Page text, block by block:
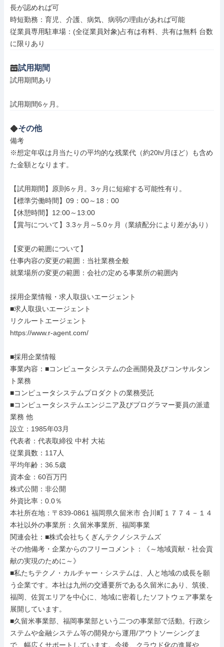
長が認めれば可
時短勤務：育児、介護、病気、病弱の理由があれば可能
従業員専用駐車場：(全従業員対象)占有は有料、共有は無料 台数
に限りあり
試用期間
試用期間あり
試用期間6ヶ月。
その他
備考
※想定年収は月当たりの平均的な残業代（約20h/月ほど）も含め
た金額となります。
【試用期間】原則6ヶ月。3ヶ月に短縮する可能性有り。
【標準労働時間】09：00～18：00
【休憩時間】12:00～13:00
【賞与について】3.3ヶ月～5.0ヶ月（業績配分により差があり）
【変更の範囲について】
仕事内容の変更の範囲：当社業務全般
就業場所の変更の範囲：会社の定める事業所の範囲内
採用企業情報・求人取扱いエージェント
■求人取扱いエージェント
リクルートエージェント
https://www.r-agent.com/
■採用企業情報
事業内容：■コンピュータシステムの企画開発及びコンサルタン
ト業務
■コンピュータシステムプロダクトの業務受託
■コンピュータシステムエンジニア及びプログラマー要員の派遣
業務 他
設立：1985年03月
代表者：代表取締役 中村 大祐
従業員数：117人
平均年齢：36.5歳
資本金：60百万円
株式公開：非公開
外資比率：0.0％
本社所在地：〒839-0861 福岡県久留米市 合川町１７７４－１４
本社以外の事業所：久留米事業所、福岡事業
関連会社：■株式会社ちくぎんテクノシステムズ
その他備考・企業からのフリーコメント：《～地域貢献・社会貢
献の実現のために～》
■私たちテクノ・カルチャー・システムは、人と地域の成長を願
う企業です。本社は九州の交通要所である久留米にあり、筑後、
福岡、佐賀エリアを中心に、地域に密着したソフトウェア事業を
展開しています。
■久留米事業部、福岡事業部という二つの事業部で活動。行政シ
ステムや金融システム等の開発から運用/アウトソーシングま
で、幅広くサポートしています。今後、クラウド化の進展や